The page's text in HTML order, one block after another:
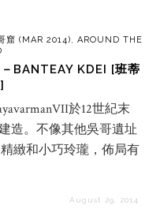
窟 (MAR 2014), AROUND THE
BANTEAY KDEI [班蒂
於12世紀末
造。不像其他吳哥遺址
緻和小巧玲瓏，佈局有
August 29, 2014